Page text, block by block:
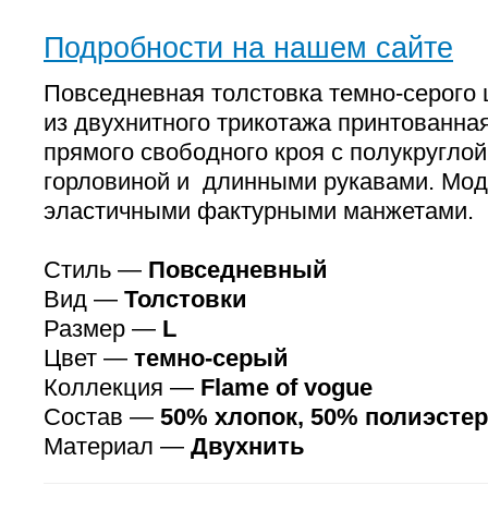
Подробности на нашем сайте
Повседневная толстовка темно-
из двухнитного трикотажа
прямого свободного кроя с
горловиной и длинными рукавами.
эластичными фактурными манжетами.
Стиль — Повседневный
Вид — Толстовки
Размер — L
Цвет — темно-серый
Коллекция — Flame of vogue
Состав — 50% хлопок, 50% полиэстер
Материал — Двухнить